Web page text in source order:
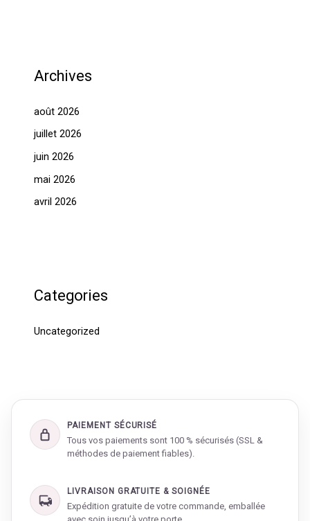
Archives
août 2026
juillet 2026
juin 2026
mai 2026
avril 2026
Categories
Uncategorized
PAIEMENT SÉCURISÉ
Tous vos paiements sont 100 % sécurisés (SSL &
méthodes de paiement fiables).
LIVRAISON GRATUITE & SOIGNÉE
Expédition gratuite de votre commande, emballée